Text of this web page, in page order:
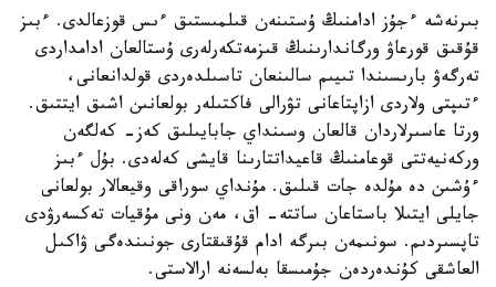
بىرنەشە ءجۇز ادامنىڭ ۇستىنەن قىلمىستىق ءىس قوزعالدى. ءبىز
قۇقىق قورعاۋ ورگاندارىنىڭ قىزمەتكەرلەرى ۇستالعان ادامداردى
تەرگەۋ بارىسىندا تىيىم سالىنعان تاسىلدەردى قولدانعانى،
ءتىپتى ولاردى ازاپتاعانى تۋرالى فاكتىلەر بولعانىن اشىق ايتتىق.
ورتا عاسىرلاردان قالعان وسىنداي جابايىلىق كەز- كەلگەن
وركەنيەتتى قوعامنىڭ قاعيداتتارىنا قايشى كەلەدى. بۇل ءبىز
ءۇشىن دە مۇلدە جات قىلىق. مۇنداي سوراقى وقيعالار بولعانى
جايلى ايتىلا باستاعان ساتتە- اق، مەن ونى مۇقيات تەكسەرۋدى
تاپسىردىم. سونىمەن بىرگە ادام قۇقىقتارى جونىندەگى ۋاكىل
العاشقى كۇندەردەن جۇمىسقا بەلسەنە ارالاستى.